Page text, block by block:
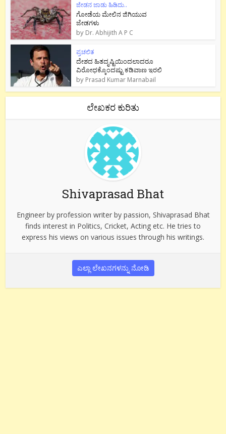
ಜೇಡನ ಜಾಡು ಹಿಡಿದು..
ಗೋಡೆಯ ಮೇಲಿನ ಜಿಗಿಯುವ
ಜೇಡಗಳು
by Dr. Abhijith A P C
ಪ್ರಚಲಿತ
ದೇಶದ ಹಿತದೃಷ್ಟಿಯಿಂದಲಾದರೂ
ವಿರೋಧಕ್ಕೊಂದಷ್ಟು ಕಡಿವಾಣ ಇರಲಿ
by Prasad Kumar Marnabail
ಲೇಖಕರ ಕುರಿತು
Shivaprasad Bhat
Engineer by profession writer by passion, Shivaprasad Bhat
finds interest in Politics, Cricket, Acting etc. He tries to
express his views on various issues through his writings.
ಎಲ್ಲಾ ಲೇಖನಗಳನ್ನು ನೋಡಿ